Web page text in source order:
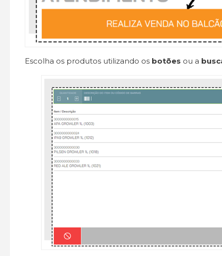
Escolha os produtos utilizando os botões ou a